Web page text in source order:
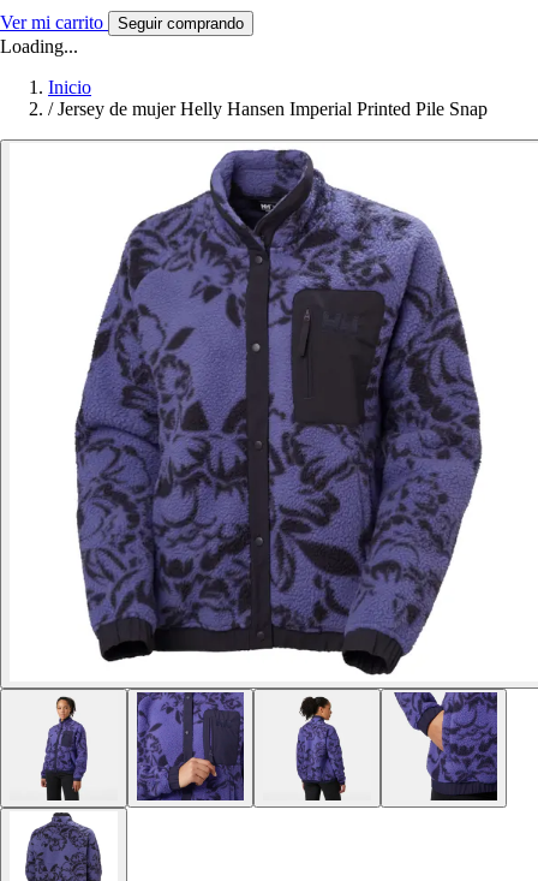
Ver mi carrito Seguir comprando
Loading...
Inicio
/ Jersey de mujer Helly Hansen Imperial Printed Pile Snap